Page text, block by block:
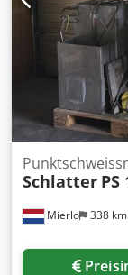
Mierlo 338 km
Schlatter PS